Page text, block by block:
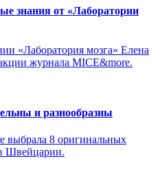
знания от «Лаборатории
«Лаборатория мозга» Елена
журнала MICE&more.
и разнообразны
выбрала 8 оригинальных
Швейцарии.